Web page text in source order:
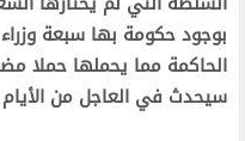
بوجودحكومة بها سبعة
الحاكمة مما يحملها حملا
سيحدث في العاجل من الأيام